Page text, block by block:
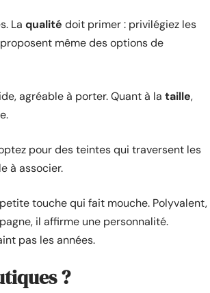
La qualité doit primer : privilégiez les
même des options de
agréable à porter. Quant à la taille,
pour des teintes qui traversent les
à associer.
touche qui fait mouche. Polyvalent,
il affirme une personnalité.
pas les années.
?